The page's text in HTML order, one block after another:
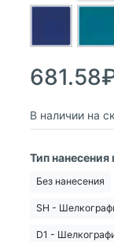
В наличии на
Тип нанесения
Без нанесения
SH -
D1 -